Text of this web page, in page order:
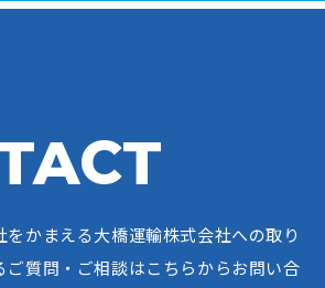
をかまえる大橋運輸株式会社への取り
ご質問・ご相談はこちらからお問い合